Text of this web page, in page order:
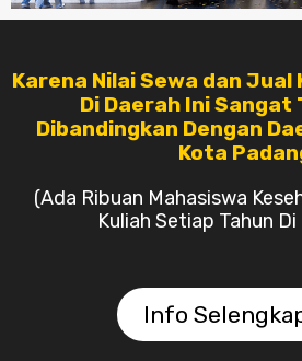
Karena Nilai Sewa dan
Di Daerah Ini Sangat
Dibandingkan Dengan
Kota
(Ada Ribuan Mahasiswa
Kuliah Setiap Tahun
Info